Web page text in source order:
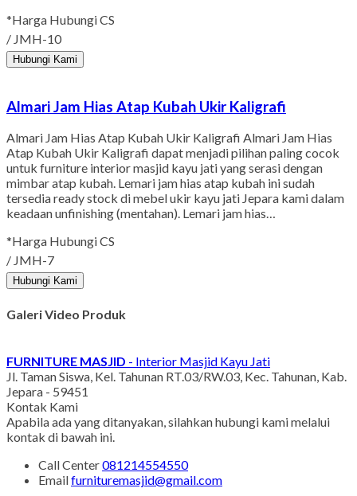
*Harga Hubungi CS
/ JMH-10
Hubungi Kami
Almari Jam Hias Atap Kubah Ukir Kaligrafi
Almari Jam Hias Atap Kubah Ukir Kaligrafi Almari Jam Hias
Atap Kubah Ukir Kaligrafi dapat menjadi pilihan paling cocok
untuk furniture interior masjid kayu jati yang serasi dengan
mimbar atap kubah. Lemari jam hias atap kubah ini sudah
tersedia ready stock di mebel ukir kayu jati Jepara kami dalam
keadaan unfinishing (mentahan). Lemari jam hias…
*Harga Hubungi CS
/ JMH-7
Hubungi Kami
Galeri Video Produk
FURNITURE MASJID - Interior Masjid Kayu Jati
Jl. Taman Siswa, Kel. Tahunan RT.03/RW.03, Kec. Tahunan, Kab.
Jepara - 59451
Kontak Kami
Apabila ada yang ditanyakan, silahkan hubungi kami melalui
kontak di bawah ini.
Call Center081214554550
Emailfurnituremasjid@gmail.com